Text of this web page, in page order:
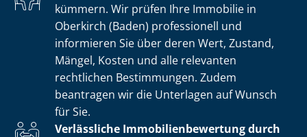
kümmern. Wir prüfen Ihre Immobilie in
Oberkirch (Baden) professionell und
informieren Sie über deren Wert, Zustand,
Mängel, Kosten und alle relevanten
rechtlichen Bestimmungen. Zudem
beantragen wir die Unterlagen auf Wunsch
für Sie.
Verlässliche Im­mo­bi­li­en­be­wer­tung durch